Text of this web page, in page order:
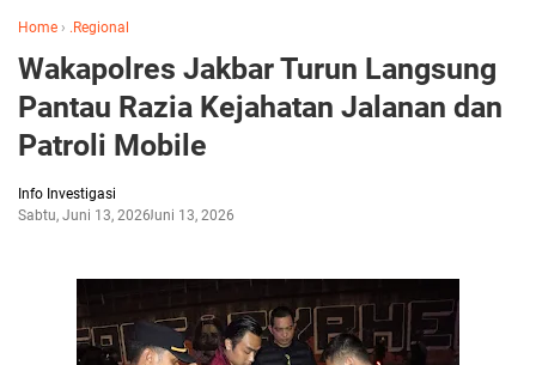
Home › .Regional
Wakapolres Jakbar Turun Langsung
Pantau Razia Kejahatan Jalanan dan
Patroli Mobile
Info Investigasi
Sabtu, Juni 13, 2026Juni 13, 2026